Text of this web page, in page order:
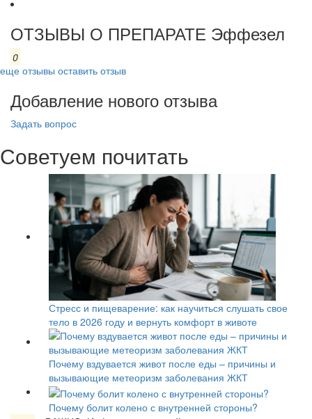
ОТЗЫВЫ О ПРЕПАРАТЕ Эффезел
0
еще отзывы оставить отзыв
Добавление нового отзыва
Задать вопрос
Советуем почитать
Стресс и пищеварение: как научиться слушать свое
тело в 2026 году и вернуть комфорт в животе
Почему вздувается живот после еды – причины и
вызывающие метеоризм заболевания ЖКТ
Почему болит колено с внутренней стороны?